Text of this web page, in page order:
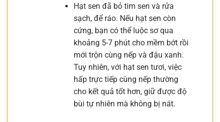
Hạt sen đã bỏ tim sen và rửa
sạch, để ráo. Nếu hạt sen còn
cứng, bạn có thể luộc sơ qua
khoảng 5-7 phút cho mềm bớt rồi
mới trộn cùng nếp và đậu xanh.
Tuy nhiên, với hạt sen tươi, việc
hấp trực tiếp cùng nếp thường
cho kết quả tốt hơn, giữ được độ
bùi tự nhiên mà không bị nát.